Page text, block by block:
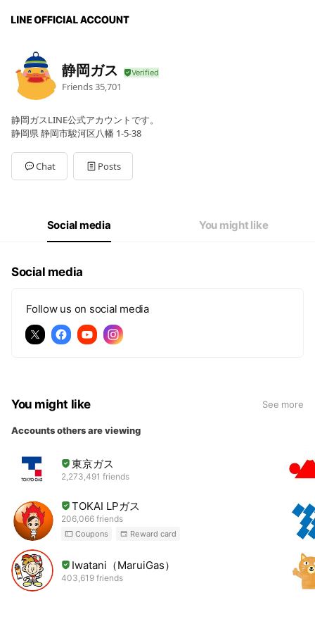
静岡ガス
Friends35,701
静岡ガスLINE公式アカウントです。
静岡県 静岡市駿河区八幡 1-5-38
Chat Posts
Social media You might like
Social media
Follow us on social media
You might like See more
Accounts others are viewing
東京ガス
2,273,491 friends
TOKAI LPガス
206,066 friends
Coupons Reward card
Iwatani（MaruiGas）
403,619 friends